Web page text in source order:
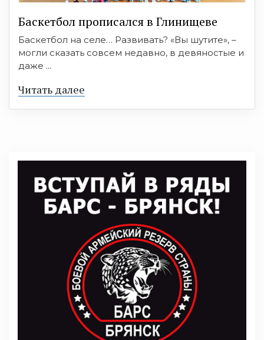
Баскетбол прописался в Глинищеве
Баскетбол на селе… Развивать? «Вы шутите», –
могли сказать совсем недавно, в девяностые и
даже ...
Читать далее